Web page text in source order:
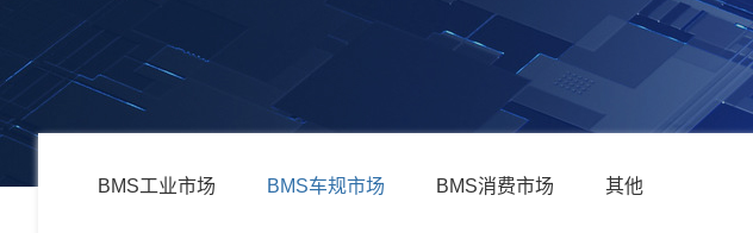
BMS工业市场 BMS车规市场 BMS消费市场 其他